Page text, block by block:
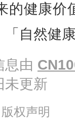
的健康价
自然健
息由
未更新
版权声明